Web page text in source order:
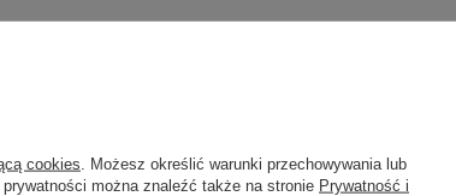
cookies . Możesz określić warunki przechowywania lub
można znaleźć także na stronie Prywatność i